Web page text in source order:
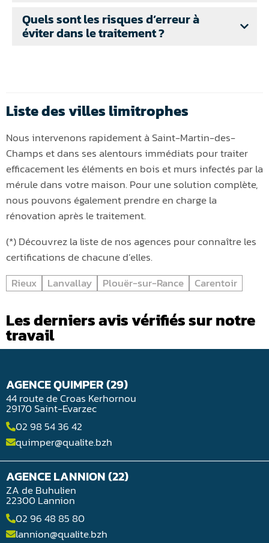
Quels sont les risques d’erreur à
éviter dans le traitement ?
Liste des villes limitrophes
Nous intervenons rapidement à Saint-Martin-des-
Champs et dans ses alentours immédiats pour traiter
efficacement les éléments en bois et murs infectés par la
mérule dans votre maison. Pour une solution complète,
nous pouvons également prendre en charge la
rénovation après le traitement.
(*) Découvrez la liste de nos agences pour connaître les
certifications de chacune d’elles.
Rieux
Lanvallay Plouër-sur-Rance Carentoir
Les derniers avis vérifiés sur notre
travail
AGENCE QUIMPER (29)
44 route de Croas Kerhornou
29170 Saint-Evarzec
02 98 54 36 42
quimper@qualite.bzh
AGENCE LANNION (22)
ZA de Buhulien
22300 Lannion
02 96 48 85 80
lannion@qualite.bzh